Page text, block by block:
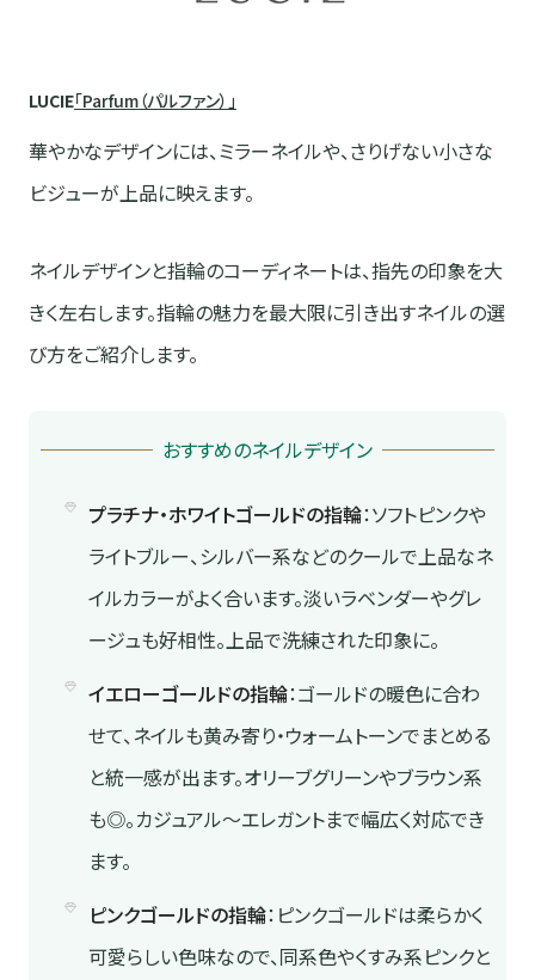
LUCIE「Parfum（パルファン）」
華やかなデザインには、ミラーネイルや、さりげない小さな
ビジューが上品に映えます。
ネイルデザインと指輪のコーディネートは、指先の印象を大
きく左右します。指輪の魅力を最大限に引き出すネイルの選
び方をご紹介します。
おすすめのネイルデザイン
プラチナ・ホワイトゴールドの指輪：ソフトピンクや
ライトブルー、シルバー系などのクールで上品なネ
イルカラーがよく合います。淡いラベンダーやグレ
ージュも好相性。上品で洗練された印象に。
イエローゴールドの指輪：ゴールドの暖色に合わ
せて、ネイルも黄み寄り・ウォームトーンでまとめる
と統一感が出ます。オリーブグリーンやブラウン系
も◎。カジュアル〜エレガントまで幅広く対応でき
ます。
ピンクゴールドの指輪：ピンクゴールドは柔らかく
可愛らしい色味なので、同系色やくすみ系ピンクと